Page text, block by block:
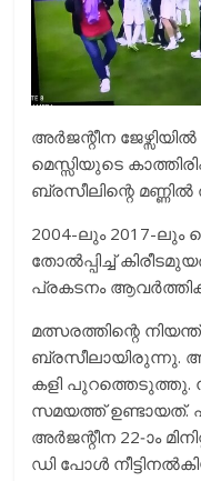
അർജന്റീന
മെസ്സിയുടെ
ബ്രസീലിന്റെ മണ്ണിൽ
2004-ലും 2017-
തോൽപ്പിച്ച്
പ്രകടനം
മത്സരത്തിന്റെ
ബ്രസീലായിരുന്നു.
കളി
സമയത്ത് ഉണ്ടായത്.
അർജന്റീന 22-ാം
ഡി പോൾ